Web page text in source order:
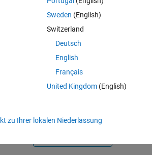
Melden Sie sich an, um diese Frage zu
Weiterleiten Anmelden, um Aktivität zu
Sweden (English)
Switzerland
Deutsch
English
Français
United Kingdom(English)
zu Ihrer lokalen Niederlassung